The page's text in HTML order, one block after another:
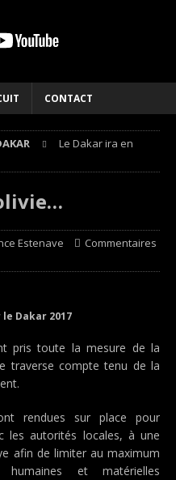
CONTACT
Le Dakar ira en
Estenave
Commentaires
Dakar 2017
pris toute la mesure de la
traverse compte tenu de la
rendues sur place pour
les autorités locales, à une
afin de limiter au maximum
humaines et matérielles